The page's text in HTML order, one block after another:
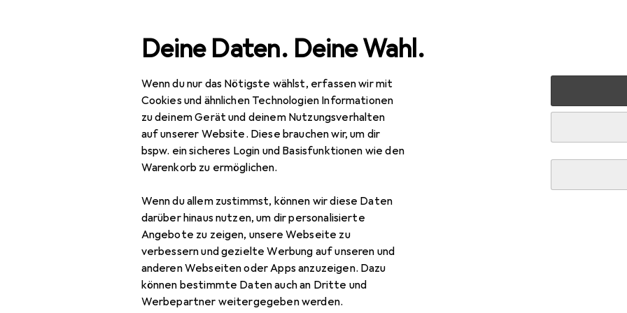
Deine Daten. Deine Wahl.
Wenn du nur das Nötigste wählst, erfassen wir mit
Cookies und ähnlichen Technologien Informationen
zu deinem Gerät und deinem Nutzungsverhalten
auf unserer Website. Diese brauchen wir, um dir
bspw. ein sicheres Login und Basisfunktionen wie den
Warenkorb zu ermöglichen.
Wenn du allem zustimmst, können wir diese Daten
darüber hinaus nutzen, um dir personalisierte
Angebote zu zeigen, unsere Webseite zu
verbessern und gezielte Werbung auf unseren und
anderen Webseiten oder Apps anzuzeigen. Dazu
können bestimmte Daten auch an Dritte und
Werbepartner weitergegeben werden.
Navigation nach KategorienIT + Multimedia Smartphones + Tablets Smartphone Zubehör